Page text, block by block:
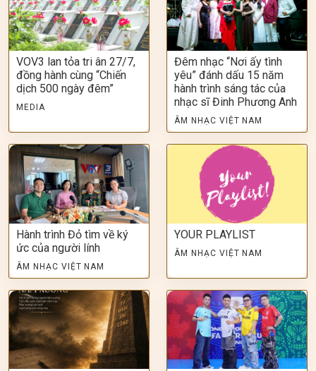
VOV3 lan tỏa tri ân 27/7,
đồng hành cùng “Chiến
dịch 500 ngày đêm”
MEDIA
Đêm nhạc “Nơi ấy tình
yêu” đánh dấu 15 năm
hành trình sáng tác của
nhạc sĩ Đinh Phương Anh
ÂM NHẠC VIỆT NAM
Hành trình Đỏ tìm về ký
ức của người lính
ÂM NHẠC VIỆT NAM
YOUR PLAYLIST
ÂM NHẠC VIỆT NAM